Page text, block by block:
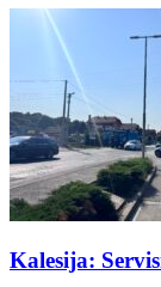
Kalesija: